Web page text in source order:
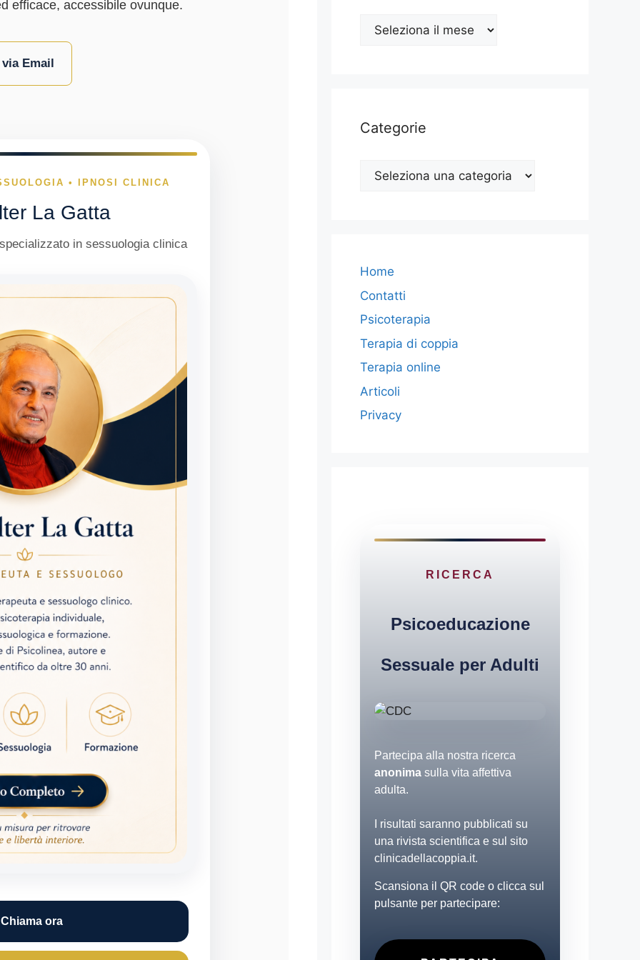
efficace, accessibile ovunque.
Email
• IPNOSI CLINICA
La Gatta
in sessuologia clinica
ora
Archivio
Categorie
Categorie
Home
Contatti
Psicoterapia
Terapia di coppia
Terapia online
Articoli
Privacy
RICERCA
Psicoeducazione
Sessuale per Adulti
Partecipa alla nostra ricerca
anonima sulla vita affettiva
adulta.
I risultati saranno pubblicati su
una rivista scientifica e sul sito
clinicadellacoppia.it.
Scansiona il QR code o clicca sul
pulsante per partecipare: